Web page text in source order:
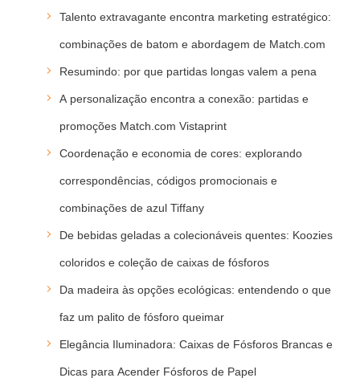
Talento extravagante encontra marketing estratégico:
combinações de batom e abordagem de Match.com
Resumindo: por que partidas longas valem a pena
A personalização encontra a conexão: partidas e
promoções Match.com Vistaprint
Coordenação e economia de cores: explorando
correspondências, códigos promocionais e
combinações de azul Tiffany
De bebidas geladas a colecionáveis quentes: Koozies
coloridos e coleção de caixas de fósforos
Da madeira às opções ecológicas: entendendo o que
faz um palito de fósforo queimar
Elegância Iluminadora: Caixas de Fósforos Brancas e
Dicas para Acender Fósforos de Papel